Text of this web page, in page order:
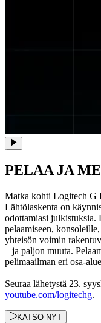
PELAA JA
Matka kohti Logitech G
Lähtölaskenta on
odottamiasi julkistuksia.
pelaamiseen,
yhteisön voimin
– ja paljon muuta.
pelimaailman eri osa-
Seuraa lähetystä 23.
youtube.com/logitechg.
KATSO NYT